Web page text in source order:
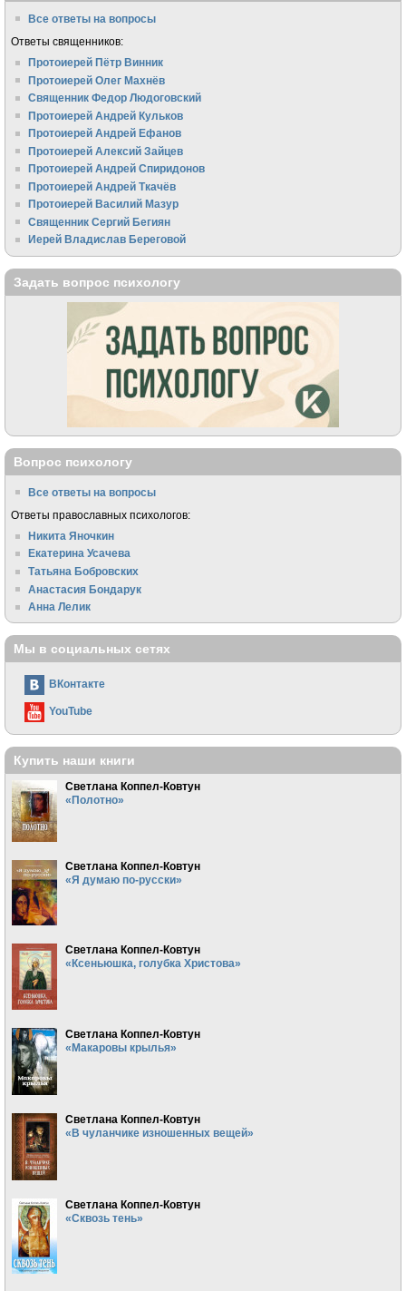
Все ответы на вопросы
Ответы священников:
Протоиерей Пётр Винник
Протоиерей Олег Махнёв
Священник Федор Людоговский
Протоиерей Андрей Кульков
Протоиерей Андрей Ефанов
Протоиерей Алексий Зайцев
Протоиерей Андрей Спиридонов
Протоиерей Андрей Ткачёв
Протоиерей Василий Мазур
Священник Сергий Бегиян
Иерей Владислав Береговой
Задать вопрос психологу
Вопрос психологу
Все ответы на вопросы
Ответы православных психологов:
Никита Яночкин
Екатерина Усачева
Татьяна Бобровских
Анастасия Бондарук
Анна Лелик
Мы в социальных сетях
ВКонтакте
YouTube
Купить наши книги
Светлана Коппел-Ковтун
«Полотно»
Светлана Коппел-Ковтун
«Я думаю по-русски»
Светлана Коппел-Ковтун
«Ксеньюшка, голубка Христова»
Светлана Коппел-Ковтун
«Макаровы крылья»
Светлана Коппел-Ковтун
«В чуланчике изношенных вещей»
Светлана Коппел-Ковтун
«Сквозь тень»